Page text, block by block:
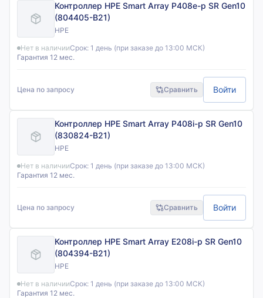
Контроллер HPE Smart Array P408e-p SR Gen10
(804405-B21)
HPE
Нет в наличииСрок: 1 день (при заказе до 13:00 МСК)
Гарантия 12 мес.
Цена по запросу Сравнить Войти
Контроллер HPE Smart Array P408i-p SR Gen10
(830824-B21)
HPE
Нет в наличииСрок: 1 день (при заказе до 13:00 МСК)
Гарантия 12 мес.
Цена по запросу Сравнить Войти
Контроллер HPE Smart Array E208i-p SR Gen10
(804394-B21)
HPE
Нет в наличииСрок: 1 день (при заказе до 13:00 МСК)
Гарантия 12 мес.